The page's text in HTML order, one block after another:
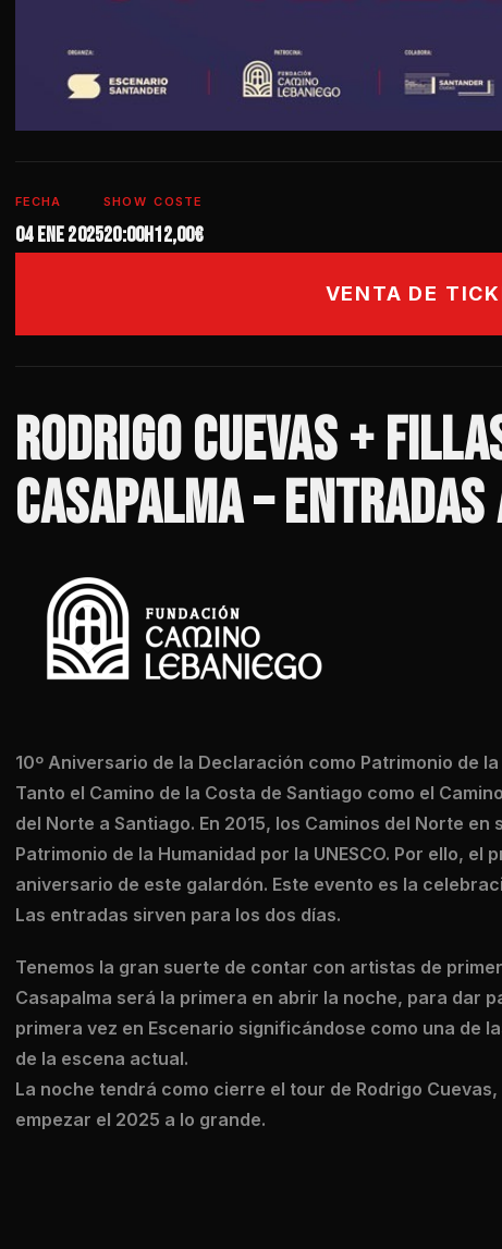
FECHA
04 ene 2025
SHOW
20:00h
COSTE
12,00€
VENTA DE
RODRIGO CUEVAS +
CASAPALMA – ENTRADAS
10º Aniversario de la Declaración como Patrimonio de
Tanto el Camino de la Costa de Santiago como el
del Norte a Santiago. En 2015, los Caminos del Norte
Patrimonio de la Humanidad por la UNESCO. Por ello, el
aniversario de este galardón. Este evento es la
Las entradas sirven para los dos días.
Tenemos la gran suerte de contar con artistas de
Casapalma será la primera en abrir la noche, para dar
primera vez en Escenario significándose como una de
de la escena actual.
La noche tendrá como cierre el tour de Rodrigo
empezar el 2025 a lo grande.